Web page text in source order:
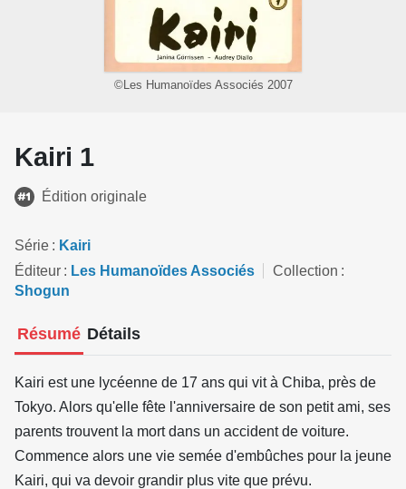
©Les Humanoïdes Associés 2007
Kairi 1
Édition originale
Série
Kairi
Éditeur
Les Humanoïdes Associés
Collection
Shogun
Résumé Détails
Kairi est une lycéenne de 17 ans qui vit à Chiba, près de
Tokyo. Alors qu'elle fête l'anniversaire de son petit ami, ses
parents trouvent la mort dans un accident de voiture.
Commence alors une vie semée d'embûches pour la jeune
Kairi, qui va devoir grandir plus vite que prévu.